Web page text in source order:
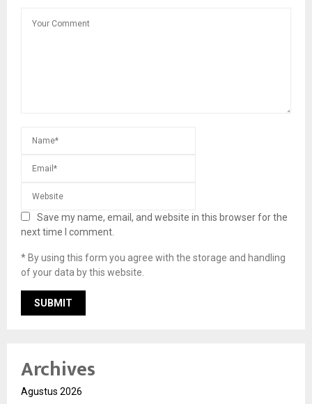
Save my name, email, and website in this browser for the
next time I comment.
* By using this form you agree with the storage and handling
of your data by this website.
Archives
Agustus 2026